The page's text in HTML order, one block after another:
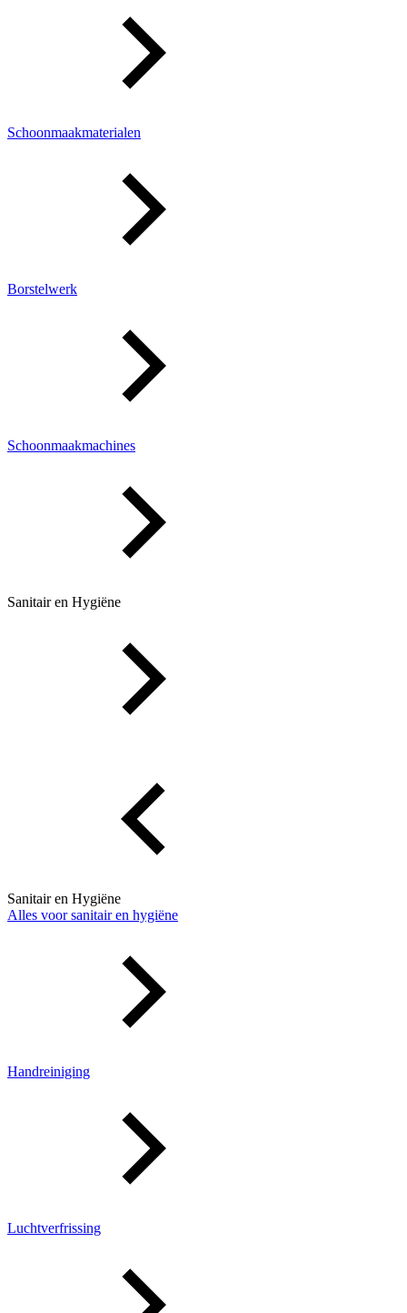
Schoonmaakmaterialen
Borstelwerk
Schoonmaakmachines
Sanitair en Hygiëne
Sanitair en Hygiëne
Alles voor sanitair en hygiëne
Handreiniging
Luchtverfrissing